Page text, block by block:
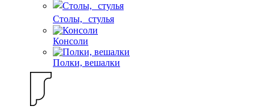
Столы, стулья
Консоли
Полки, вешалки